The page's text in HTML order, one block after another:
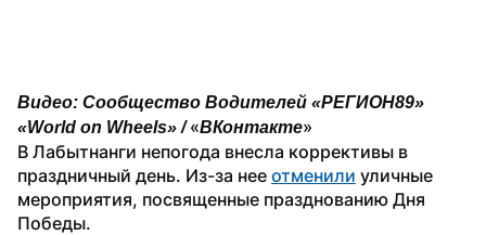
Видео: Сообщество Водителей «РЕГИОН89»
«World on Wheels» / «ВКонтакте»
В Лабытнанги непогода внесла коррективы в
праздничный день. Из-за нее отменили уличные
мероприятия, посвященные празднованию Дня
Победы.